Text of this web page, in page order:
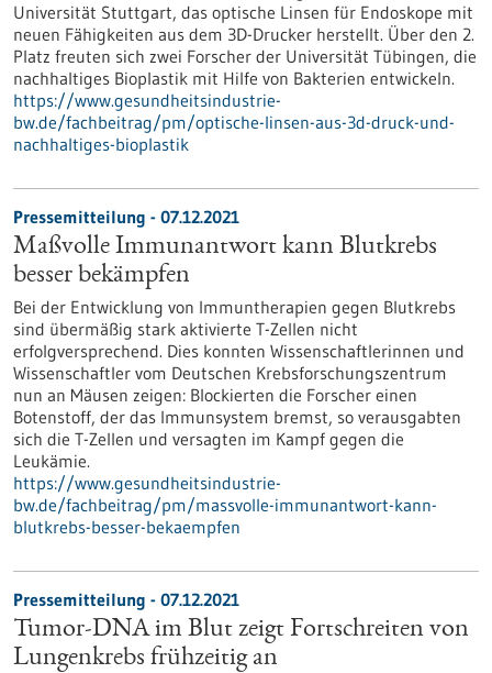
Universität Stuttgart, das optische Linsen für Endoskope mit
neuen Fähigkeiten aus dem 3D-Drucker herstellt. Über den 2.
Platz freuten sich zwei Forscher der Universität Tübingen, die
nachhaltiges Bioplastik mit Hilfe von Bakterien entwickeln.
https://www.gesundheitsindustrie-
bw.de/fachbeitrag/pm/optische-linsen-aus-3d-druck-und-
nachhaltiges-bioplastik
Pressemitteilung - 07.12.2021
Maßvolle Immunantwort kann Blutkrebs
besser bekämpfen
Bei der Entwicklung von Immuntherapien gegen Blutkrebs
sind übermäßig stark aktivierte T-Zellen nicht
erfolgversprechend. Dies konnten Wissenschaftlerinnen und
Wissenschaftler vom Deutschen Krebsforschungszentrum
nun an Mäusen zeigen: Blockierten die Forscher einen
Botenstoff, der das Immunsystem bremst, so verausgabten
sich die T-Zellen und versagten im Kampf gegen die
Leukämie.
https://www.gesundheitsindustrie-
bw.de/fachbeitrag/pm/massvolle-immunantwort-kann-
blutkrebs-besser-bekaempfen
Pressemitteilung - 07.12.2021
Tumor-DNA im Blut zeigt Fortschreiten von
Lungenkrebs frühzeitig an